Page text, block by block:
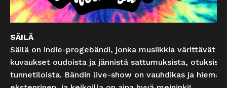
SÄILÄ
Säilä on indie-progebändi, jonka musiikkia värittävät
kuvaukset oudoista ja jännistä sattumuksista,
tunnetiloista. Bändin live-show on vauhdikas ja hieman